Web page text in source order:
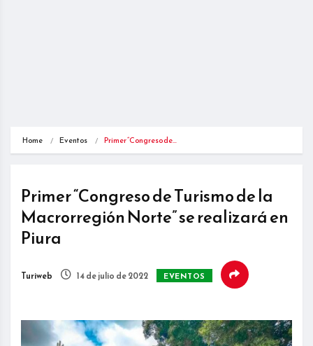
Home Eventos Primer “Congreso de…
Primer “Congreso de Turismo de la
Macrorregión Norte” se realizará en
Piura
Turiweb 14 de julio de 2022 EVENTOS